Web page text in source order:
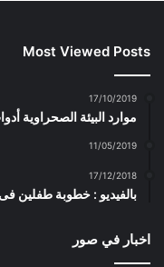
Most Viewed Posts
17/10/2019
موارد البيئة الصحراوية
11/05/2019
17/12/2018
بالفيديو : خطوبة طفلين
اخبار في صور